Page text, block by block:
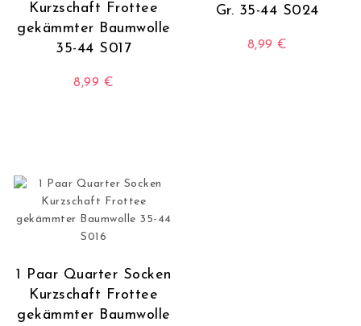
Kurzschaft Frottee
gekämmter Baumwolle
35-44 S017
8,99 €
Gr. 35-44 S024
8,99 €
1 Paar Quarter Socken
Kurzschaft Frottee
gekämmter Baumwolle